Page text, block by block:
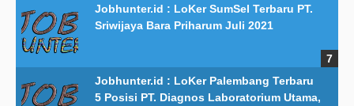
Jobhunter.id : LoKer SumSel Terbaru PT.
Sriwijaya Bara Priharum Juli 2021
Jobhunter.id : LoKer Palembang Terbaru
5 Posisi PT. Diagnos Laboratorium Utama,